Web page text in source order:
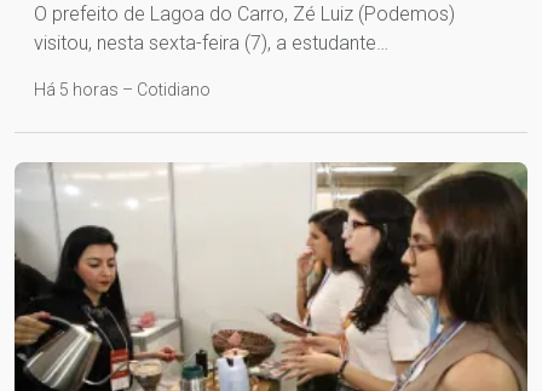
O prefeito de Lagoa do Carro, Zé Luiz (Podemos)
visitou, nesta sexta-feira (7), a estudante…
Há 5 horas – Cotidiano